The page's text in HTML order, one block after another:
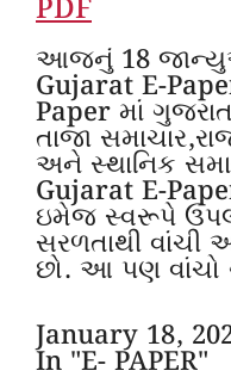
PDF
આજનું 18
Gujarat E-
Paper માં
તાજા
અને સ્થાનિક
Gujarat E-
ઇમેજ સ્વરૂપે
સરળતાથી વાંચી
છો. આ પણ વાંચો
January 18,
In "E- PAPER"